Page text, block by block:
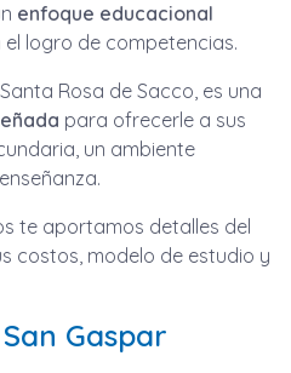
enfoque educacional
logro de competencias.
Rosa de Sacco, es una
para ofrecerle a sus
un ambiente
te aportamos detalles del
costos, modelo de estudio y
Gaspar